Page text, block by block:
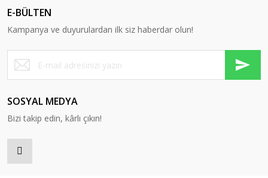
E-BÜLTEN
Kampanya ve duyurulardan ilk siz haberdar olun!
SOSYAL MEDYA
Bizi takip edin, kârlı çıkın!